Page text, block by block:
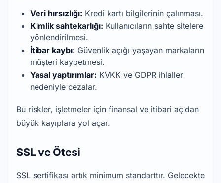
Veri hırsızlığı: Kredi kartı bilgilerinin çalınması.
Kimlik sahtekarlığı: Kullanıcıların sahte sitelere
yönlendirilmesi.
İtibar kaybı: Güvenlik açığı yaşayan markaların
müşteri kaybetmesi.
Yasal yaptırımlar: KVKK ve GDPR ihlalleri
nedeniyle cezalar.
Bu riskler, işletmeler için finansal ve itibari açıdan
büyük kayıplara yol açar.
SSL ve Ötesi